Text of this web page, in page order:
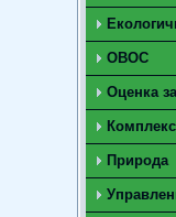
ОВОС
Оценка
Природа